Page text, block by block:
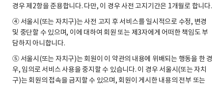
경우 제2항을 준용합니다. 다만, 이 경우 사전 고지기간은 1개월로 합니다.
④ 서울시(또는 자치구)는 사전 고지 후 서비스를 일시적으로 수정, 변경
및 중단할 수 있으며, 이에 대하여 회원 또는 제3자에게 어떠한 책임도 부
담하지 아니합니다.
⑤ 서울시(또는 자치구)는 회원이 이 약관의 내용에 위배되는 행동을 한 경
우, 임의로 서비스 사용을 중지할 수 있습니다. 이 경우 서울시(또는 자치
구)는 회원의 접속을 금지할 수 있으며, 회원이 게시한 내용의 전부 또는